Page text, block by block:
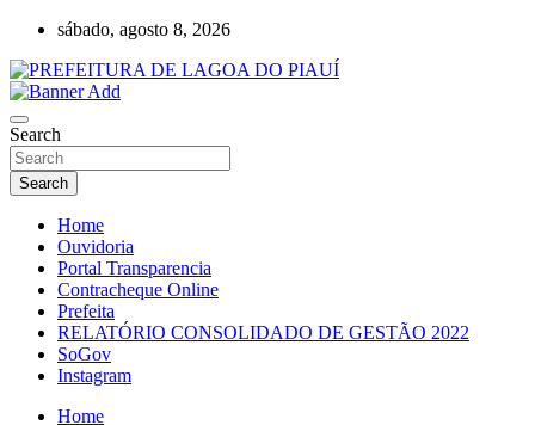
Skip
content
sábado, agosto 8, 2026
PREFEITURA DE LAGOA DO PIAUÍ
Search
Search
Home
Ouvidoria
Portal Transparencia
Contracheque Online
Prefeita
RELATÓRIO CONSOLIDADO DE GESTÃO 2022
SoGov
Instagram
Home